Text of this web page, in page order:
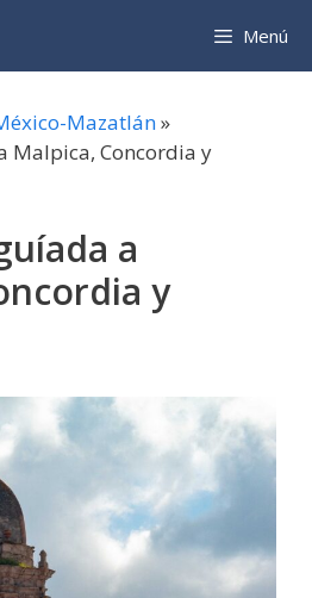
Menú
Mazatlán»
Malpica, Concordia y
a
y